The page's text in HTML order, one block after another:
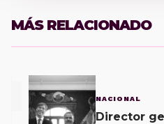
MÁS RELACIONADO
NACIONAL
Director